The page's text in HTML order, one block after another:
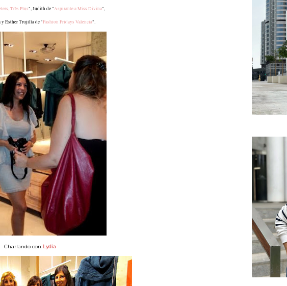
Très Plus", Judith de "Aspirante a Miss Divina",
y Esther Trujilla de "Fashion Fridays Valencia".
Charlando con Lydia